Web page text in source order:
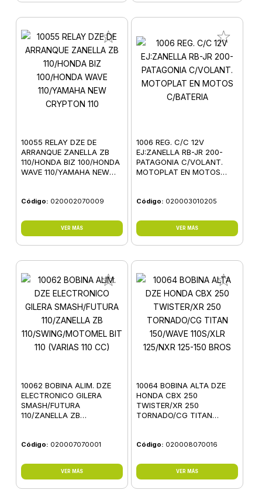
10055 RELAY DZE DE
ARRANQUE ZANELLA ZB
110/HONDA BIZ 100/HONDA
WAVE 110/YAMAHA NEW
Código: 020002070009
VER MÁS
1006 REG. C/C 12V
EJ:ZANELLA RB-JR 200-
PATAGONIA C/VOLANT.
MOTOPLAT EN MOTOS
Código: 020003010205
VER MÁS
10062 BOBINA ALIM. DZE
ELECTRONICO GILERA
SMASH/FUTURA
110/ZANELLA ZB
Código: 020007070001
VER MÁS
10064 BOBINA ALTA DZE
HONDA CBX 250
TWISTER/XR 250
TORNADO/CG TITAN
Código: 020008070016
VER MÁS